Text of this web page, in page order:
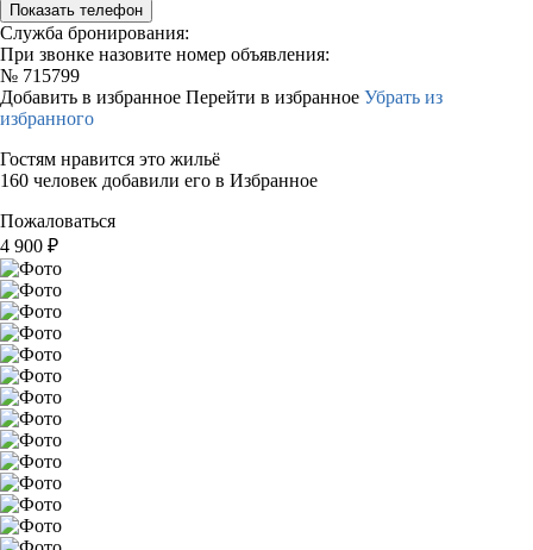
Показать телефон
Служба бронирования:
При звонке назовите номер объявления:
№ 715799
Добавить в избранное Перейти в избранное Убрать из
избранного
Гостям нравится это жильё
160 человек добавили его в Избранное
Пожаловаться
4 900 ₽